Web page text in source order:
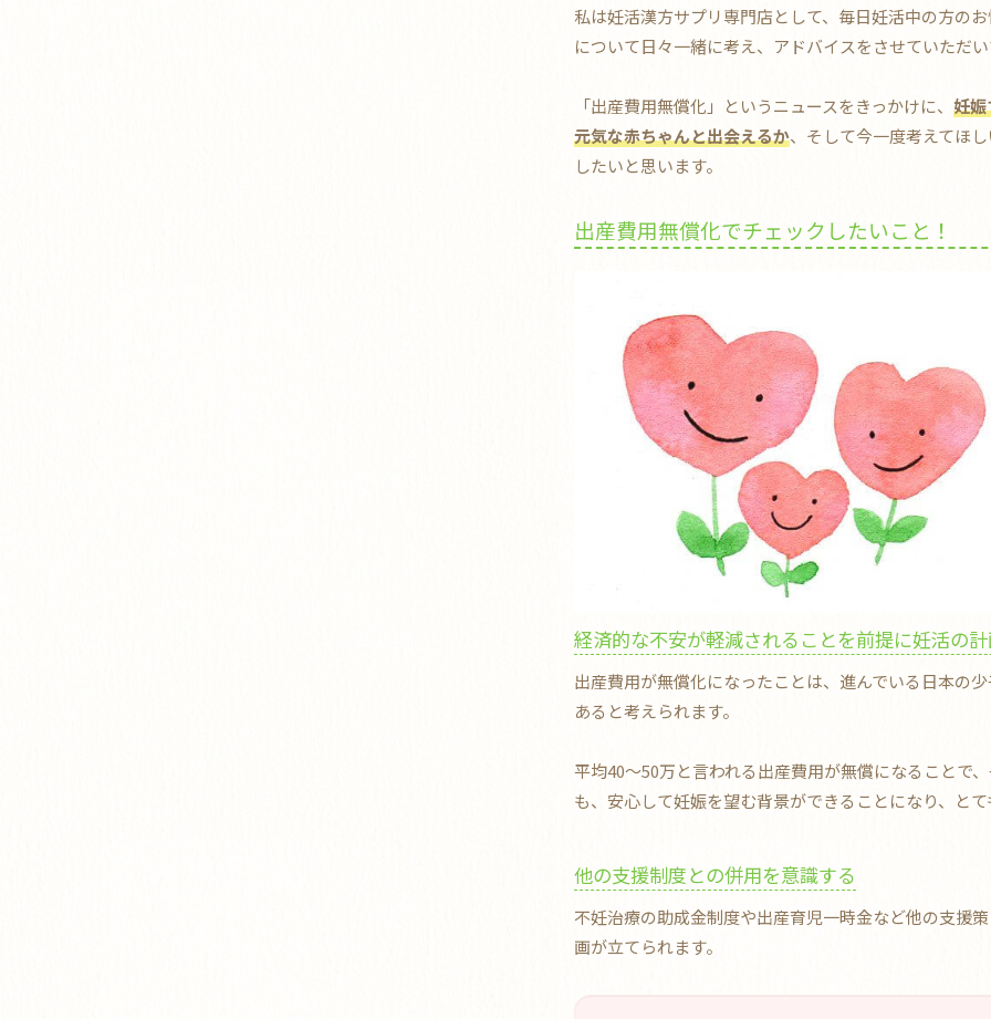
私は妊活漢方サプリ専門店として、毎日妊活中の方の
について日々一緒に考え、アドバイスをさせていただ
「出産費用無償化」というニュースをきっかけに、 妊娠
元気な赤ちゃんと出会えるか、そして今一度考えてほ
したいと思います。
出産費用無償化でチェックしたいこと！
経済的な不安が軽減されることを前提に妊活の
出産費用が無償化になったことは、進んでいる日本の
あると考えられます。
平均40～50万と言われる出産費用が無償になることで
も、安心して妊娠を望む背景ができることになり、と
他の支援制度との併用を意識する
不妊治療の助成金制度や出産育児一時金など他の支援
画が立てられます。